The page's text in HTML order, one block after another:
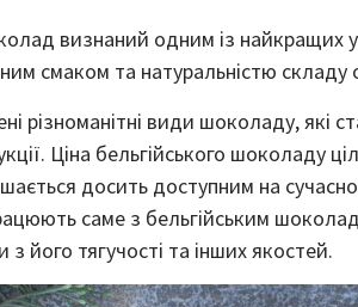
визнаний одним із найкращих у
смаком та натуральністю складу
різноманітні види шоколаду, які
Ціна бельгійського шоколаду
досить доступним на
саме з бельгійським
його тягучості та інших якостей.